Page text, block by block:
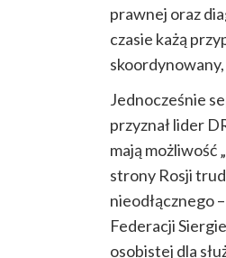
prawnej oraz
czasie każą
Jednocześnie
przyznał lider
mają możliwość
strony Rosji
nieodłącznego
Federacji
osobistej dla